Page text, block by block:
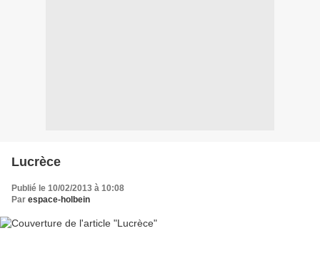
Lucrèce
Publié le 10/02/2013 à 10:08
Par espace-holbein